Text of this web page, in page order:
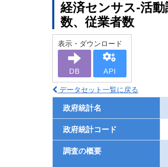
経済センサス‐活
数、従業者数
表示・ダウンロード
DB API
データセット一覧に戻る
政府統計名
政府統計コード
調査の概要